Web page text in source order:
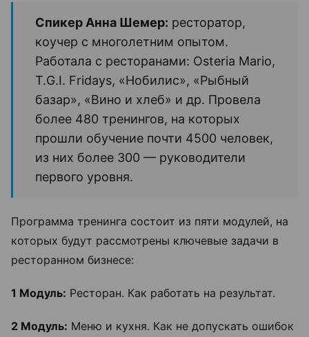
Спикер Анна Шемер: ресторатор,
коучер с многолетним опытом.
Работала с ресторанами: Оsteria Mario,
T.G.I. Fridays, «Нобилис», «Рыбный
базар», «Вино и хлеб» и др. Провела
более 480 тренингов, на которых
прошли обучение почти 4500 человек,
из них более 300 — руководители
первого уровня.
Программа тренинга состоит из пяти модулей, на
которых будут рассмотрены ключевые задачи в
ресторанном бизнесе:
1 Модуль: Ресторан. Как работать на результат.
2 Модуль: Меню и кухня. Как не допускать ошибок